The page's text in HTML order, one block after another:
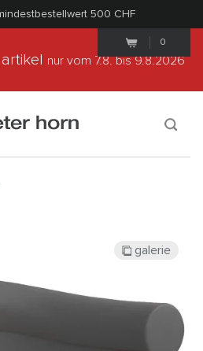
500 CHF
0
nur vom 7.8.bis 9.8.2026
galerie